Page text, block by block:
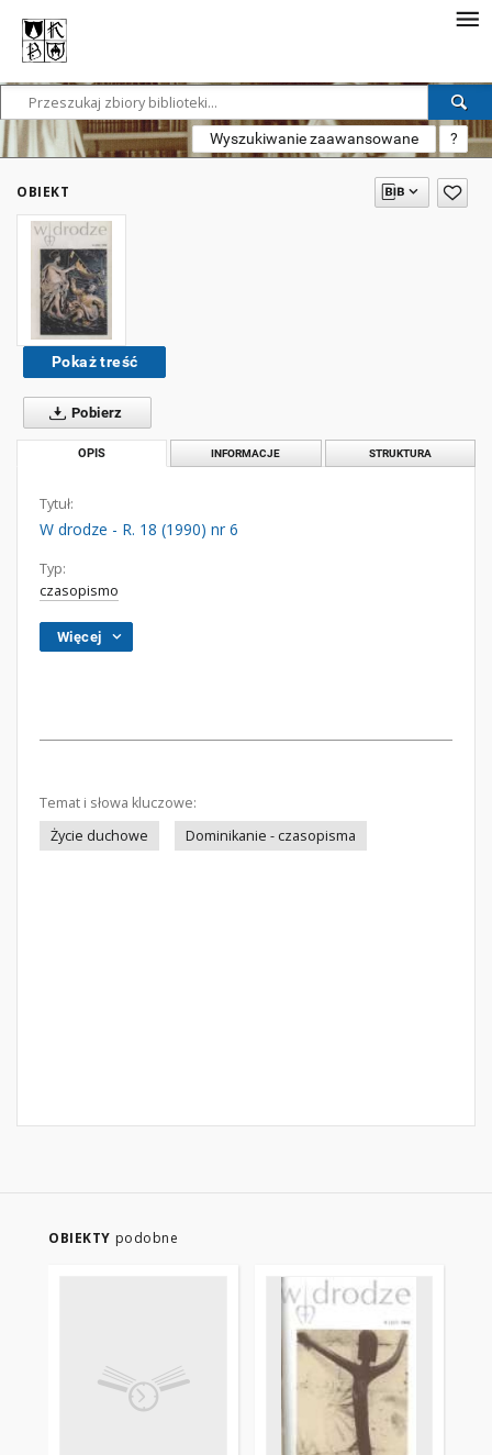
Wyszukiwanie zaawansowane ?
OBIEKT
Pokaż treść
Pobierz
OPIS INFORMACJE STRUKTURA
Tytuł:
W drodze - R. 18 (1990) nr 6
Typ:
czasopismo
Więcej
Temat i słowa kluczowe:
Życie duchowe
Dominikanie - czasopisma
OBIEKTY podobne